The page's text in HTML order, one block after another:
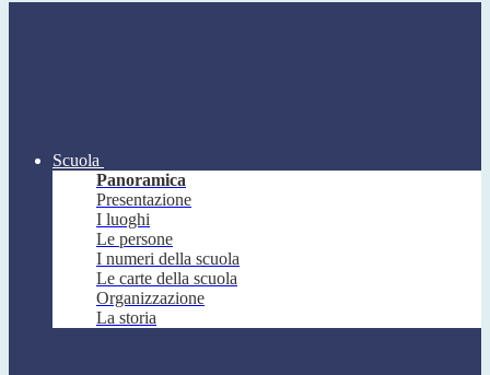
Scuola
Panoramica
Presentazione
I luoghi
Le persone
I numeri della scuola
Le carte della scuola
Organizzazione
La storia